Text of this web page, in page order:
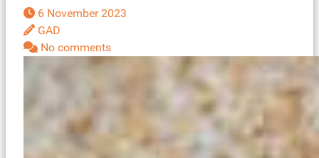
6 November 2023
GAD
No comments